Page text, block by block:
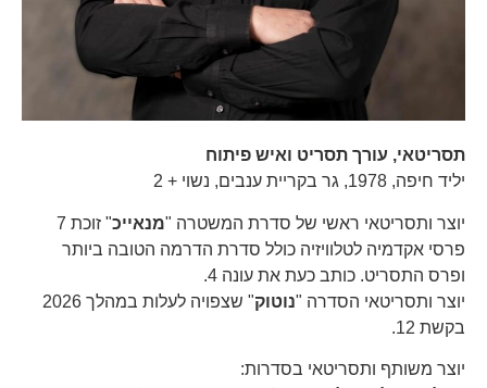
תסריטאי, עורך תסריט ואיש פיתוח
יליד חיפה, 1978, גר בקריית ענבים, נשוי + 2
יוצר ותסריטאי ראשי של סדרת המשטרה "מנאייכ
" זוכת 7
פרסי אקדמיה לטלוויזיה כולל סדרת הדרמה הטובה ביותר
ופרס התסריט. כותב כעת את עונה 4.
יוצר ותסריטאי הסדרה "נוטוק
" שצפויה לעלות במהלך 2026
בקשת 12.
יוצר משותף ותסריטאי בסדרות: